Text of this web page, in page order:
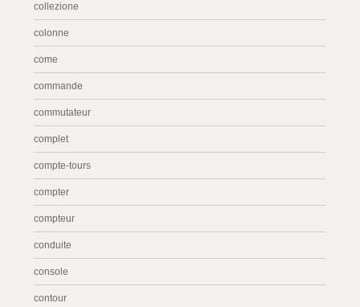
collezione
colonne
come
commande
commutateur
complet
compte-tours
compter
compteur
conduite
console
contour